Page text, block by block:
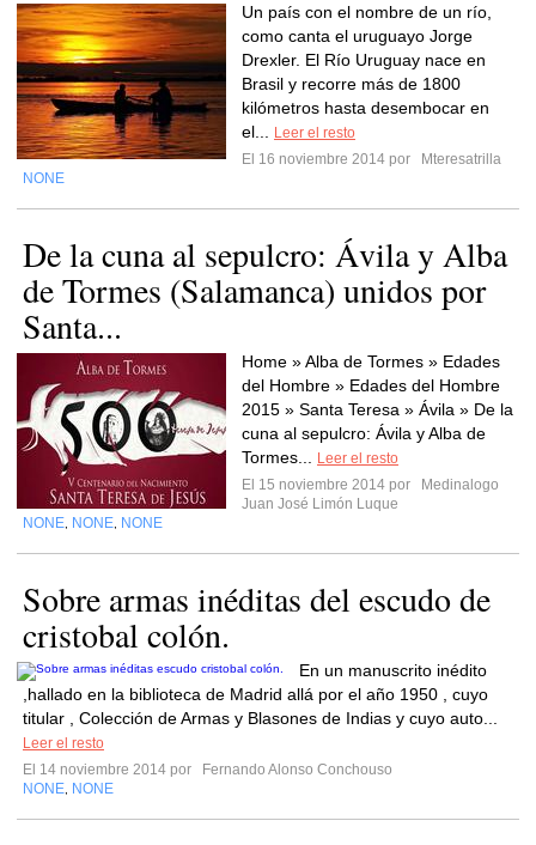
Un país con el nombre de un río,
como canta el uruguayo Jorge
Drexler. El Río Uruguay nace en
Brasil y recorre más de 1800
kilómetros hasta desembocar en
el...
Leer el resto
El 16 noviembre 2014 por
Mteresatrilla
NONE
De la cuna al sepulcro: Ávila y Alba
de Tormes (Salamanca) unidos por
Santa...
Home » Alba de Tormes » Edades
del Hombre » Edades del Hombre
2015 » Santa Teresa » Ávila » De la
cuna al sepulcro: Ávila y Alba de
Tormes...
Leer el resto
El 15 noviembre 2014 por
Medinalogo
Juan José Limón Luque
NONE NONE NONE
Sobre armas inéditas del escudo de
cristobal colón.
En un manuscrito inédito
,hallado en la biblioteca de Madrid allá por el año 1950 , cuyo
titular , Colección de Armas y Blasones de Indias y cuyo auto...
Leer el resto
El 14 noviembre 2014 por
Fernando Alonso Conchouso
NONE NONE